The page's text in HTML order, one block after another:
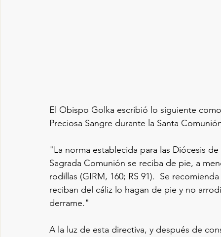
El Obispo Golka escribió lo siguiente
Preciosa Sangre durante la Santa
"La norma establecida para las Diócesis
Sagrada Comunión se reciba de pie, a
rodillas (GIRM, 160; RS 91).  Se
reciban del cáliz lo hagan de pie y no
derrame."
A la luz de esta directiva, y después de